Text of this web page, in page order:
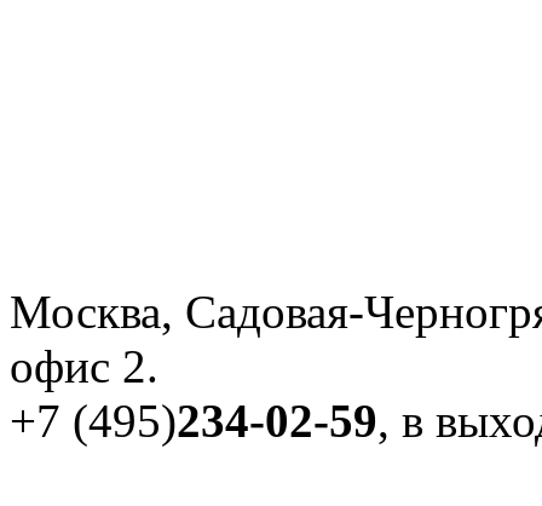
Москва, Садовая-
офис 2.
+7 (495)234-02-59, в